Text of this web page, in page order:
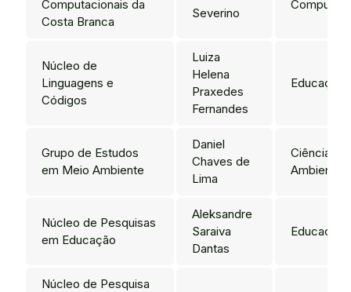
Computacionais da
Costa Branca
Severino
Núcleo de
Linguagens e
Códigos
Luiza
Helena
Praxedes
Fernandes
Educação
Grupo de Estudos
em Meio Ambiente
Daniel
Chaves de
Lima
Ciências
Ambientais
Núcleo de Pesquisas
em Educação
Aleksandre
Saraiva
Dantas
Educação
Núcleo de Pesquisa